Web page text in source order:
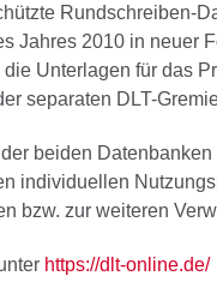
Rundschreiben-
Jahres 2010 in neuer
Unterlagen für das
separaten DLT-
beiden
individuellen
bzw. zur weiteren
https://dlt-online.de/